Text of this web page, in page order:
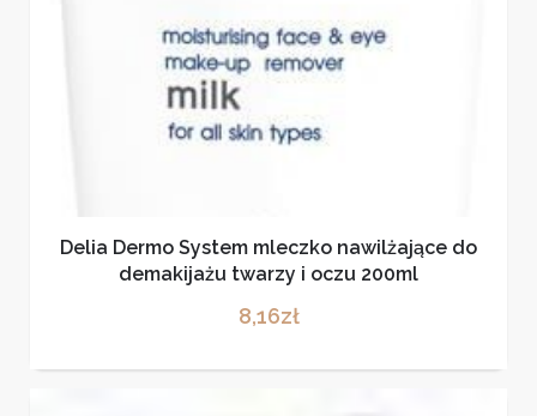
Delia Dermo System mleczko nawilżające do
demakijażu twarzy i oczu 200ml
8,16zł